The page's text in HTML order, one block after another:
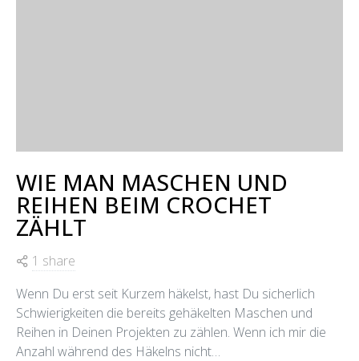
WIE MAN MASCHEN UND
REIHEN BEIM CROCHET
ZÄHLT
1 share
Wenn Du erst seit Kurzem häkelst, hast Du sicherlich
Schwierigkeiten die bereits gehäkelten Maschen und
Reihen in Deinen Projekten zu zählen. Wenn ich mir die
Anzahl während des Häkelns nicht…